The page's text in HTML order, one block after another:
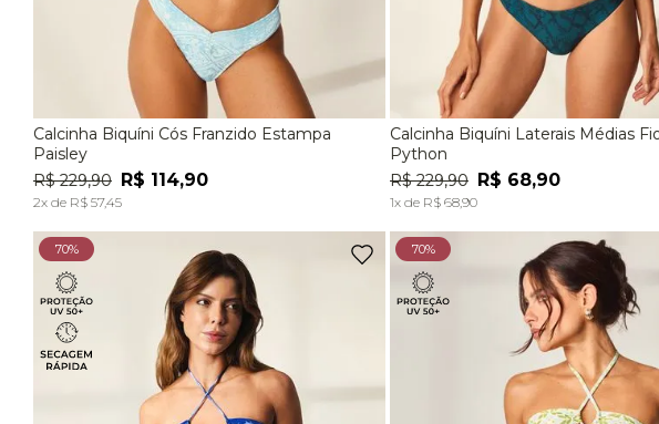
ADICIONAR À SACOLA
Calcinha Biquíni Cós Franzido Estampa
Paisley
R$ 229,90 R$ 114,90
2x de R$ 57,45
ADICIONAR À SACOLA
Calcinha Biquíni Laterais Médias
Python
R$ 229,90 R$ 68,90
1x de R$ 68,90
70% 70%